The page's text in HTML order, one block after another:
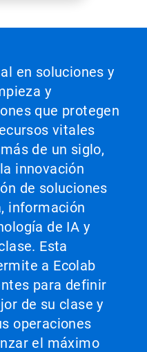
en soluciones y
y
que protegen
vitales
de un siglo,
innovación
de soluciones
información
de IA y
Esta
a Ecolab
para definir
de su clase y
operaciones
el máximo